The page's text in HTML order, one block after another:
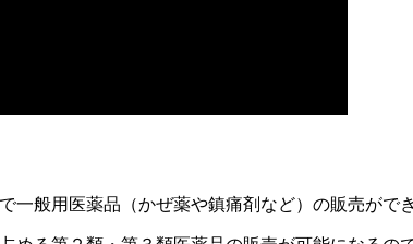
一般用医薬品（かぜ薬や鎮痛剤など）の販売がで